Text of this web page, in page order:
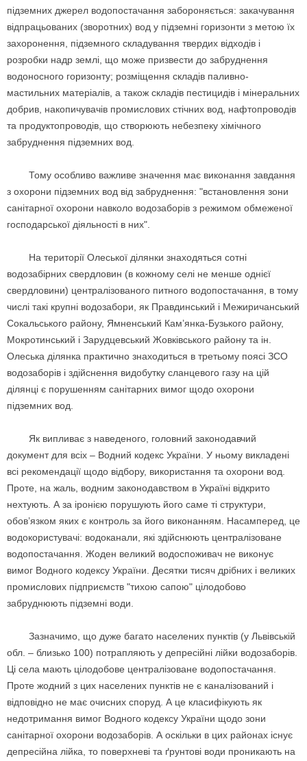
підземних джерел водопостачання забороняється: закачування
відпрацьованих (зворотних) вод у підземні горизонти з метою їх
захоронення, підземного складування твердих відходів і
розробки надр землі, що може призвести до забруднення
водоносного горизонту; розміщення складів паливно-
мастильних матеріалів, а також складів пестицидів і мінеральних
добрив, накопичувачів промислових стічних вод, нафтопроводів
та продуктопроводів, що створюють небезпеку хімічного
забруднення підземних вод.
Тому особливо важливе значення має виконання завдання
з охорони підземних вод від забруднення: "встановлення зони
санітарної охорони навколо водозаборів з режимом обмеженої
господарської діяльності в них".
На території Олеської ділянки знаходяться сотні
водозабірних свердловин (в кожному селі не менше однієї
свердловини) централізованого питного водопостачання, в тому
числі такі крупні водозабори, як Правдинський і Межиричанський
Сокальського району, Ямненський Кам’янка-Бузького району,
Мокротинський і Зарудцевський Жовківського району та ін.
Олеська ділянка практично знаходиться в третьому поясі ЗСО
водозаборів і здійснення видобутку сланцевого газу на цій
ділянці є порушенням санітарних вимог щодо охорони
підземних вод.
Як випливає з наведеного, головний законодавчий
документ для всіх – Водний кодекс України. У ньому викладені
всі рекомендації щодо відбору, використання та охорони вод.
Проте, на жаль, водним законодавством в Україні відкрито
нехтують. А за іронією порушують його саме ті структури,
обов’язком яких є контроль за його виконанням. Насамперед, це
водокористувачі: водоканали, які здійснюють централізоване
водопостачання. Жоден великий водоспоживач не виконує
вимог Водного кодексу України. Десятки тисяч дрібних і великих
промислових підприємств "тихою сапою" цілодобово
забруднюють підземні води.
Зазначимо, що дуже багато населених пунктів (у Львівській
обл. – близько 100) потрапляють у депресійні лійки водозаборів.
Ці села мають цілодобове централізоване водопостачання.
Проте жодний з цих населених пунктів не є каналізований і
відповідно не має очисних споруд. А це класифікують як
недотримання вимог Водного кодексу України щодо зони
санітарної охорони водозаборів. А оскільки в цих районах існує
депресійна лійка, то поверхневі та ґрунтові води проникають на